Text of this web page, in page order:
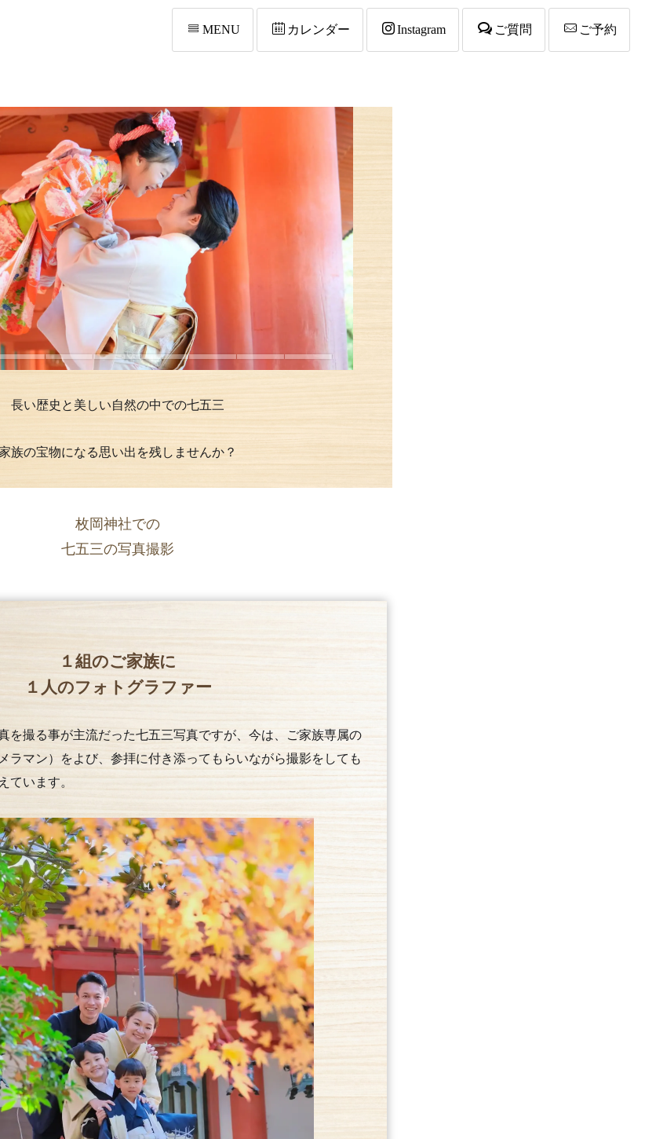
MENU カレンダー Instagram ご質問 ご予約
長い歴史と美しい自然の中での七五三
族の宝物になる思い出を残しませんか？
枚岡神社での
七五三の写真撮影
１組のご家族に
１人のフォトグラファー
を撮る事が主流だった七五三写真ですが、今は、ご家族専属の
ラマン）をよび、参拝に付き添ってもらいながら撮影をしても
ています。